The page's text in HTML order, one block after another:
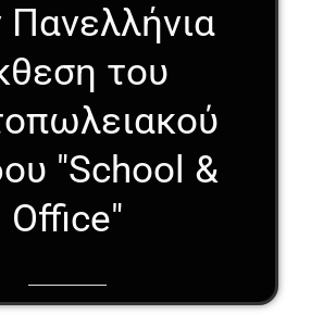
Πανελλήνια
του
"School &
Office"